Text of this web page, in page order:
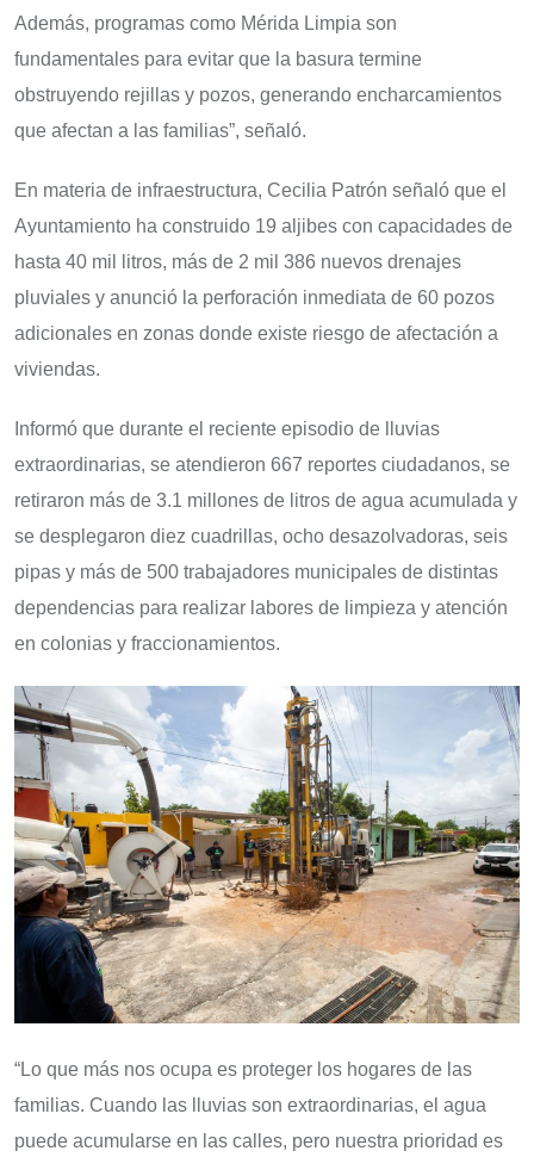
Además, programas como Mérida Limpia son
fundamentales para evitar que la basura termine
obstruyendo rejillas y pozos, generando encharcamientos
que afectan a las familias”, señaló.
En materia de infraestructura, Cecilia Patrón señaló que el
Ayuntamiento ha construido 19 aljibes con capacidades de
hasta 40 mil litros, más de 2 mil 386 nuevos drenajes
pluviales y anunció la perforación inmediata de 60 pozos
adicionales en zonas donde existe riesgo de afectación a
viviendas.
Informó que durante el reciente episodio de lluvias
extraordinarias, se atendieron 667 reportes ciudadanos, se
retiraron más de 3.1 millones de litros de agua acumulada y
se desplegaron diez cuadrillas, ocho desazolvadoras, seis
pipas y más de 500 trabajadores municipales de distintas
dependencias para realizar labores de limpieza y atención
en colonias y fraccionamientos.
“Lo que más nos ocupa es proteger los hogares de las
familias. Cuando las lluvias son extraordinarias, el agua
puede acumularse en las calles, pero nuestra prioridad es